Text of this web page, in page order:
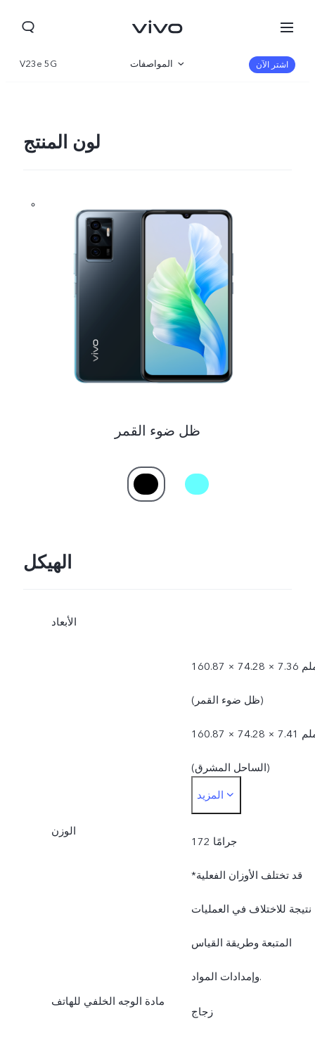
Saudi Arabia (AR) | حدد البلد/المنطقة
V23e 5G المواصفات اشتر الآن
لون المنتج
ظل ضوء القمر
الهيكل
الأبعاد
160.87 × 74.28 × 7.36 ملم
(ظل ضوء القمر)
160.87 × 74.28 × 7.41 ملم
(الساحل المشرق)
نتيجة للاختلاف في العمليات
المتبعة وطريقة القياس
وإمدادات المواد.
المزيد
الوزن
172 جرامًا
*قد تختلف الأوزان الفعلية
نتيجة للاختلاف في العمليات
المتبعة وطريقة القياس
وإمدادات المواد.
مادة الوجه الخلفي للهاتف
زجاج